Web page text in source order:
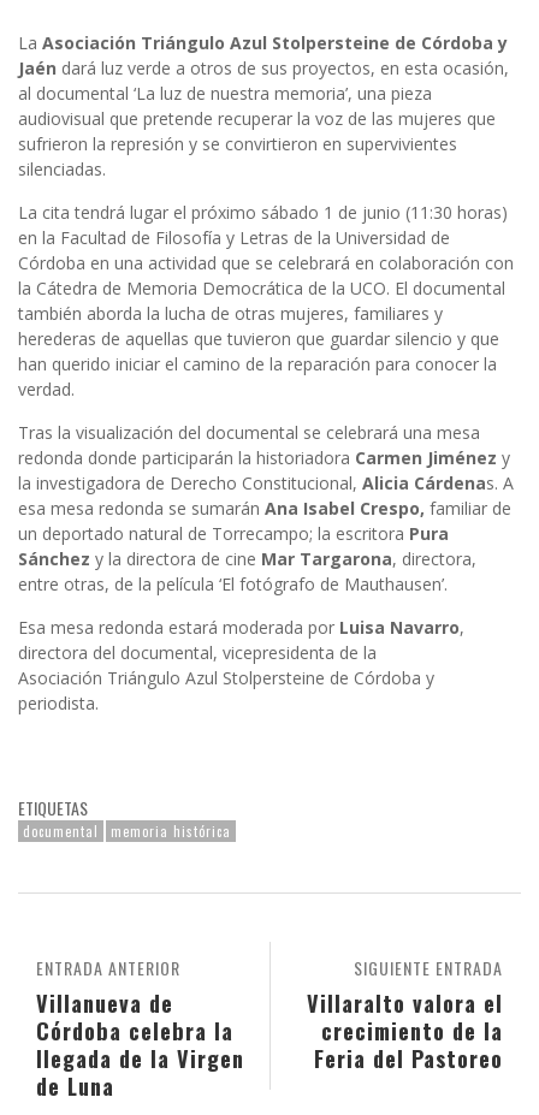
La Asociación Triángulo Azul Stolpersteine de Córdoba y
Jaén dará luz verde a otros de sus proyectos, en esta ocasión,
al documental ‘La luz de nuestra memoria’, una pieza
audiovisual que pretende recuperar la voz de las mujeres que
sufrieron la represión y se convirtieron en supervivientes
silenciadas.
La cita tendrá lugar el próximo sábado 1 de junio (11:30 horas)
en la Facultad de Filosofía y Letras de la Universidad de
Córdoba en una actividad que se celebrará en colaboración con
la Cátedra de Memoria Democrática de la UCO. El documental
también aborda la lucha de otras mujeres, familiares y
herederas de aquellas que tuvieron que guardar silencio y que
han querido iniciar el camino de la reparación para conocer la
verdad.
Tras la visualización del documental se celebrará una mesa
redonda donde participarán la historiadora Carmen Jiménez y
la investigadora de Derecho Constitucional, Alicia Cárdenas. A
esa mesa redonda se sumarán Ana Isabel Crespo, familiar de
un deportado natural de Torrecampo; la escritora Pura
Sánchez y la directora de cine Mar Targarona, directora,
entre otras, de la película ‘El fotógrafo de Mauthausen’.
Esa mesa redonda estará moderada por Luisa Navarro,
directora del documental, vicepresidenta de la
Asociación Triángulo Azul Stolpersteine de Córdoba y
periodista.
ETIQUETAS
documental memoria histórica
SIGUIENTE ENTRADA
Villaralto valora el
crecimiento de la
Feria del Pastoreo
ENTRADA ANTERIOR
Villanueva de
Córdoba celebra la
llegada de la Virgen
de Luna